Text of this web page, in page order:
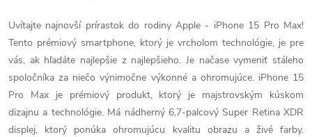
Uvítajte najnovší prírastok do rodiny Apple - iPhone 15 Pro Max!
Tento prémiový smartphone, ktorý je vrcholom technológie, je pre
vás, ak hľadáte najlepšie z najlepšieho. Je načase vymeniť stáleho
spoločníka za niečo výnimočne výkonné a ohromujúce. iPhone 15
Pro Max je prémiový produkt, ktorý je majstrovským kúskom
dizajnu a technológie. Má nádherný 6,7-palcový Super Retina XDR
displej, ktorý ponúka ohromujúcu kvalitu obrazu a živé farby.